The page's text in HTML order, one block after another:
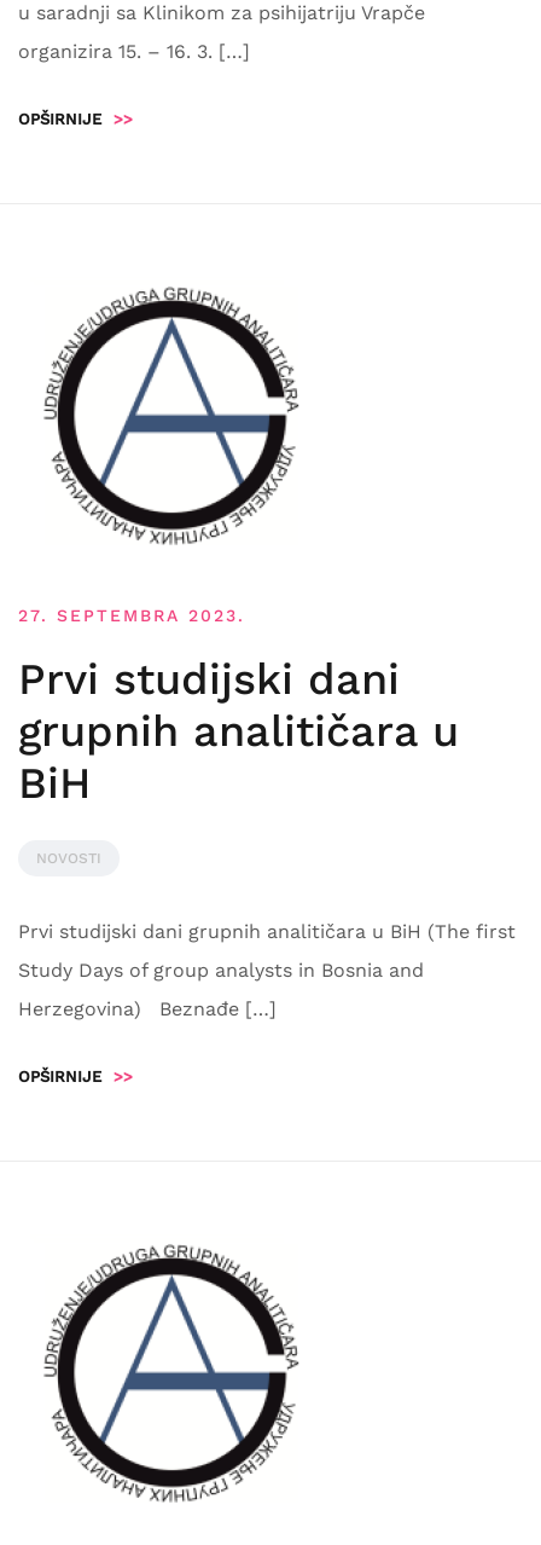
u saradnji sa Klinikom za psihijatriju Vrapče
organizira 15. – 16. 3. […]
OPŠIRNIJE >>
27. SEPTEMBRA 2023.
Prvi studijski dani
grupnih analitičara u
BiH
NOVOSTI
Prvi studijski dani grupnih analitičara u BiH (The first
Study Days of group analysts in Bosnia and
Herzegovina) Beznađe […]
OPŠIRNIJE >>